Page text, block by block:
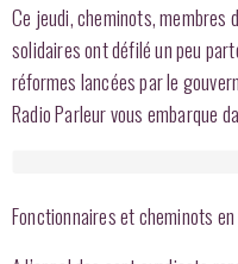
Ce jeudi, cheminots, membres
solidaires ont défilé un peu
réformes lancées par le
Radio Parleur vous embarque
Fonctionnaires et cheminots